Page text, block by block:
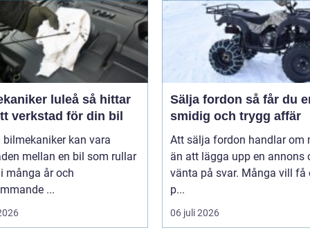
luleå så hittar
verkstad för din bil
bilmekaniker kan vara
mellan en bil som rullar
många år och
...
Sälja fordon så får du en
smidig och trygg affär
Att sälja fordon handlar om
än att lägga upp en annons
vänta på svar. Många vill få
p...
06 juli 2026